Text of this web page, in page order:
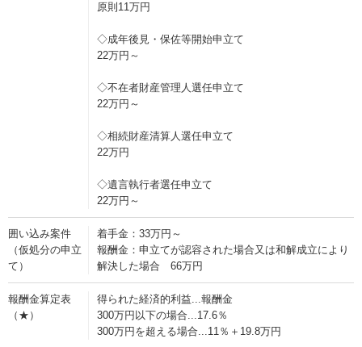
原則11万円
◇成年後見・保佐等開始申立て
22万円～
◇不在者財産管理人選任申立て
22万円～
◇相続財産清算人選任申立て
22万円
◇遺言執行者選任申立て
22万円～
囲い込み案件
（仮処分の申立
て）
着手金：33万円～
報酬金：申立てが認容された場合又は和解成立により
解決した場合 66万円
報酬金算定表
（★）
得られた経済的利益...報酬金
300万円以下の場合...17.6％
300万円を超える場合...11％＋19.8万円